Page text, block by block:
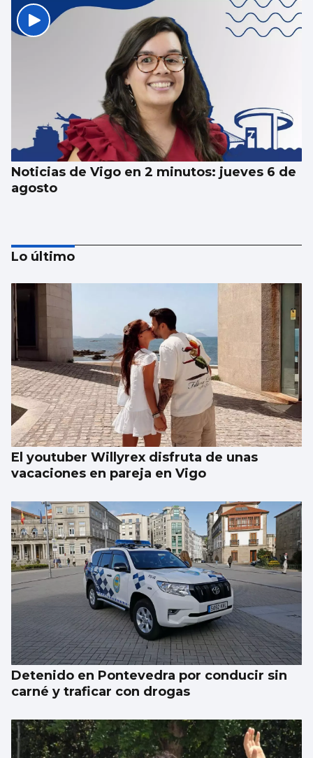
Noticias de Vigo en 2 minutos: jueves 6 de
agosto
Noticias de Vigo en 2 minutos: miércoles 5
de agosto
Lo último
El youtuber Willyrex disfruta de unas
vacaciones en pareja en Vigo
Detenido en Pontevedra por conducir sin
carné y traficar con drogas